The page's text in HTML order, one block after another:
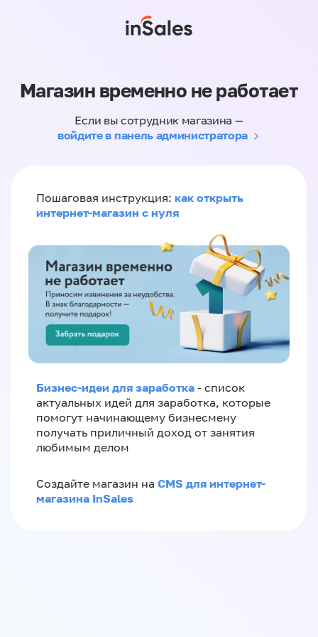
Магазин временно не работает
Если вы сотрудник магазина —
войдите в панель администратора
Пошаговая инструкция: как открыть
интернет-магазин с нуля
Бизнес-идеи для заработка - список
актуальных идей для заработка, которые
помогут начинающему бизнесмену
получать приличный доход от занятия
любимым делом
Создайте магазин на CMS для интернет-
магазина InSales